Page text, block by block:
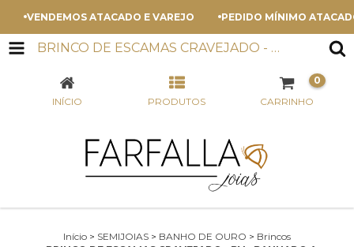
VENDEMOS ATACADO E VAREJO PEDIDO MÍNIMO ATACADO
BRINCO DE ESCAMAS CRAVEJADO - BV - BANHADO A DIAMANTE
INÍCIO PRODUTOS CARRINHO
0
Início > SEMIJOIAS > BANHO DE OURO > Brincos